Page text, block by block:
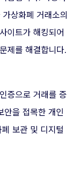
상화폐 거래소의
이트가 해킹되어
제를 해결합니다.
증으로 거래를 증
안을 접목한 개인
보관 및 디지털